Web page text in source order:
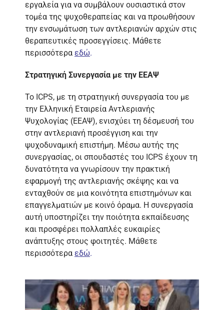
εργαλεία για να συμβάλουν ουσιαστικά στον
τομέα της ψυχοθεραπείας και να προωθήσουν
την ενσωμάτωση των αντλεριανών αρχών στις
θεραπευτικές προσεγγίσεις. Μάθετε
περισσότερα εδώ.
Στρατηγική Συνεργασία με την ΕΕΑΨ
Το ICPS, με τη στρατηγική συνεργασία του με
την Ελληνική Εταιρεία Αντλεριανής
Ψυχολογίας (ΕΕΑΨ), ενισχύει τη δέσμευσή του
στην αντλεριανή προσέγγιση και την
ψυχοδυναμική επιστήμη. Μέσω αυτής της
συνεργασίας, οι σπουδαστές του ICPS έχουν τη
δυνατότητα να γνωρίσουν την πρακτική
εφαρμογή της αντλεριανής σκέψης και να
ενταχθούν σε μια κοινότητα επιστημόνων και
επαγγελματιών με κοινό όραμα. Η συνεργασία
αυτή υποστηρίζει την ποιότητα εκπαίδευσης
και προσφέρει πολλαπλές ευκαιρίες
ανάπτυξης στους φοιτητές. Μάθετε
περισσότερα εδώ.